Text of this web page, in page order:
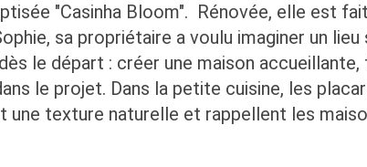
"Casinha Bloom". Rénovée, elle est
sa propriétaire a voulu imaginer un lieu
le départ : créer une maison accueillante,
le projet. Dans la petite cuisine, les
une texture naturelle et rappellent les